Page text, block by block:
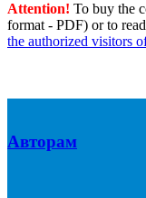
Attention! To buy the
format - PDF) or to
the authorized visitors
Авторам